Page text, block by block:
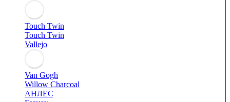
Touch Twin
Touch Twin
Vallejo
Van Gogh
Willow Charcoal
АНЛЕС